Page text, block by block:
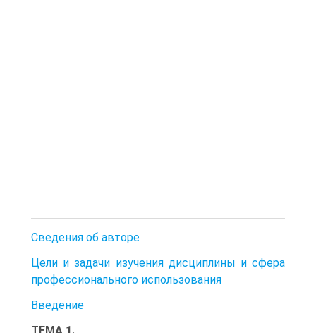
Сведения об авторе
Цели и задачи изучения дисциплины и сфера
профессионального использования
Введение